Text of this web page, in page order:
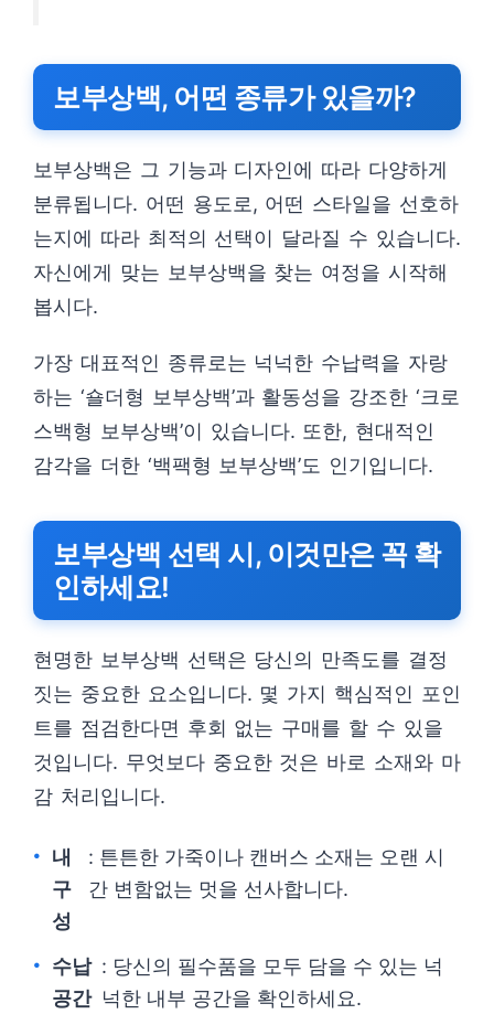
보부상백, 어떤 종류가 있을까?
보부상백은 그 기능과 디자인에 따라 다양하게
분류됩니다. 어떤 용도로, 어떤 스타일을 선호하
는지에 따라 최적의 선택이 달라질 수 있습니다.
자신에게 맞는 보부상백을 찾는 여정을 시작해
봅시다.
가장 대표적인 종류로는 넉넉한 수납력을 자랑
하는 ‘숄더형 보부상백’과 활동성을 강조한 ‘크로
스백형 보부상백’이 있습니다. 또한, 현대적인
감각을 더한 ‘백팩형 보부상백’도 인기입니다.
보부상백 선택 시, 이것만은 꼭 확
인하세요!
현명한 보부상백 선택은 당신의 만족도를 결정
짓는 중요한 요소입니다. 몇 가지 핵심적인 포인
트를 점검한다면 후회 없는 구매를 할 수 있을
것입니다. 무엇보다 중요한 것은 바로 소재와 마
감 처리입니다.
내
구
성
: 튼튼한 가죽이나 캔버스 소재는 오랜 시
간 변함없는 멋을 선사합니다.
수납
공간
: 당신의 필수품을 모두 담을 수 있는 넉
넉한 내부 공간을 확인하세요.